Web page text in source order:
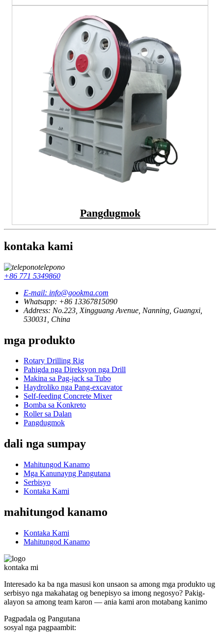
Pangdugmok
kontaka kami
telepono
+86 771 5349860
E-mail: info@gookma.com
Whatsapp: +86 13367815090
Address: No.223, Xingguang Avenue, Nanning, Guangxi,
530031, China
mga produkto
Rotary Drilling Rig
Pahigda nga Direksyon nga Drill
Makina sa Pag-jack sa Tubo
Haydroliko nga Pang-excavator
Self-feeding Concrete Mixer
Bomba sa Konkreto
Roller sa Dalan
Pangdugmok
dali nga sumpay
Mahitungod Kanamo
Mga Kanunayng Pangutana
Serbisyo
Kontaka Kami
mahitungod kanamo
Kontaka Kami
Mahitungod Kanamo
kontaka mi
Interesado ka ba nga masusi kon unsaon sa among mga produkto ug
serbisyo nga makahatag og benepisyo sa imong negosyo? Pakig-
alayon sa among team karon — ania kami aron motabang kanimo
Pagpadala og Pangutana
sosyal nga pagpaambit: